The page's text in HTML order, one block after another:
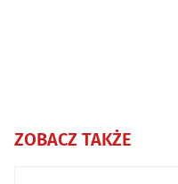
ZOBACZ TAKŻE